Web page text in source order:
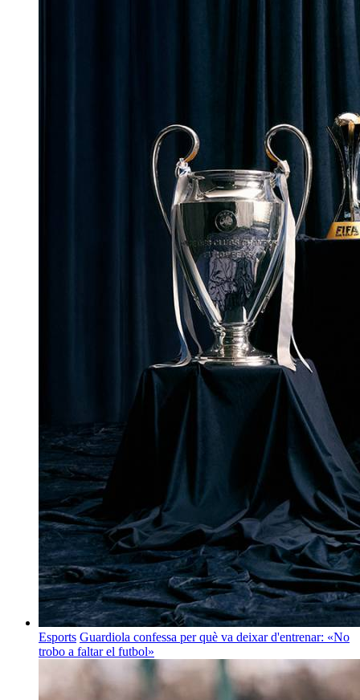
Esports Guardiola confessa per què va deixar d'entrenar: «No
trobo a faltar el futbol»